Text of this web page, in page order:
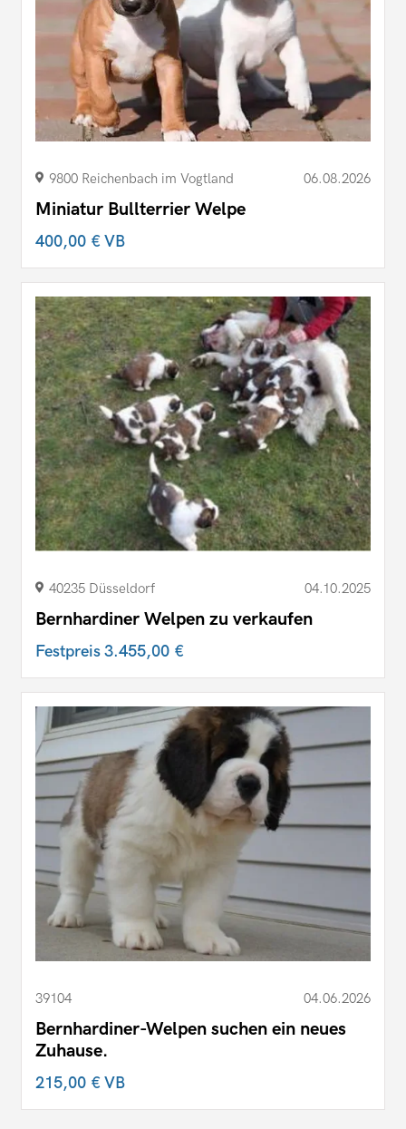
9800 Reichenbach im Vogtland 06.08.2026
Miniatur Bullterrier Welpe
400,00 €VB
40235 Düsseldorf 04.10.2025
Bernhardiner Welpen zu verkaufen
Festpreis3.455,00 €
39104 04.06.2026
Bernhardiner-Welpen suchen ein neues
Zuhause.
215,00 €VB